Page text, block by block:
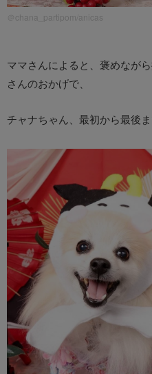
＠chana_partipom/anicas
ママさんによると、褒めなが
さんのおかげで、
チャナちゃん、最初から最後